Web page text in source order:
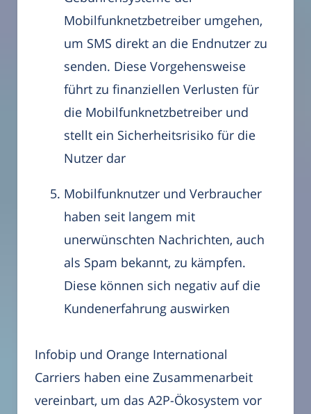
Mobilfunknetzbetreiber umgehen,
um SMS direkt an die Endnutzer zu
senden. Diese Vorgehensweise
führt zu finanziellen Verlusten für
die Mobilfunknetzbetreiber und
stellt ein Sicherheitsrisiko für die
Nutzer dar
Mobilfunknutzer und Verbraucher
haben seit langem mit
unerwünschten Nachrichten, auch
als Spam bekannt, zu kämpfen.
Diese können sich negativ auf die
Kundenerfahrung auswirken
Infobip und Orange International
Carriers haben eine Zusammenarbeit
vereinbart, um das A2P-Ökosystem vor